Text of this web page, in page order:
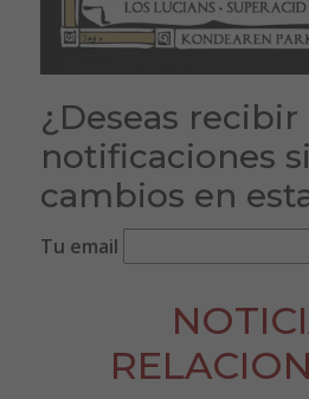
¿Deseas recibir
notificaciones
cambios en
Tu email